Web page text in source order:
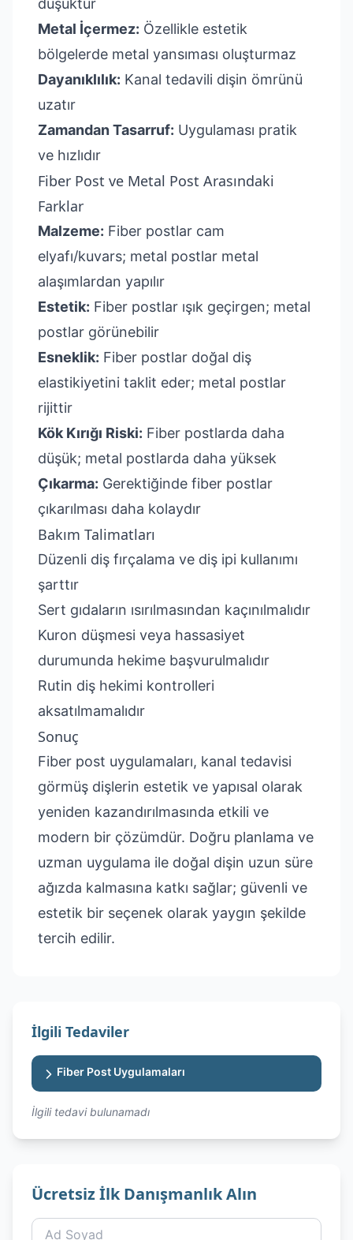
İlgili Tedaviler
Fiber Post Uygulamaları
İlgili tedavi bulunamadı
düşüktür
Metal İçermez: Özellikle estetik
bölgelerde metal yansıması oluşturmaz
Dayanıklılık: Kanal tedavili dişin ömrünü
uzatır
Zamandan Tasarruf: Uygulaması pratik
ve hızlıdır
Fiber Post ve Metal Post Arasındaki
Farklar
Malzeme: Fiber postlar cam
elyafı/kuvars; metal postlar metal
alaşımlardan yapılır
Estetik: Fiber postlar ışık geçirgen; metal
postlar görünebilir
Esneklik: Fiber postlar doğal diş
elastikiyetini taklit eder; metal postlar
rijittir
Kök Kırığı Riski: Fiber postlarda daha
düşük; metal postlarda daha yüksek
Çıkarma: Gerektiğinde fiber postlar
çıkarılması daha kolaydır
Bakım Talimatları
Düzenli diş fırçalama ve diş ipi kullanımı
şarttır
Sert gıdaların ısırılmasından kaçınılmalıdır
Kuron düşmesi veya hassasiyet
durumunda hekime başvurulmalıdır
Rutin diş hekimi kontrolleri
aksatılmamalıdır
Sonuç
Fiber post uygulamaları, kanal tedavisi
görmüş dişlerin estetik ve yapısal olarak
yeniden kazandırılmasında etkili ve
modern bir çözümdür. Doğru planlama ve
uzman uygulama ile doğal dişin uzun süre
ağızda kalmasına katkı sağlar; güvenli ve
estetik bir seçenek olarak yaygın şekilde
tercih edilir.
Ücretsiz İlk Danışmanlık Alın